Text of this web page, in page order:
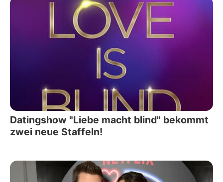
Datingshow "Liebe macht blind" bekommt
zwei neue Staffeln!